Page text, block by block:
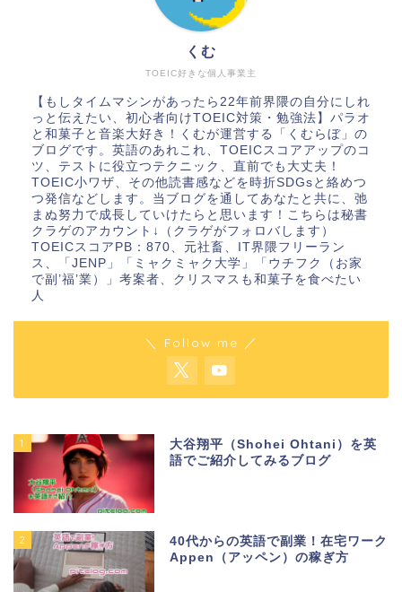
TOEIC好きな個人事業主
くむ
【もしタイムマシンがあったら22年前界隈の自分にしれ
っと伝えたい、初心者向けTOEIC対策・勉強法】パラオ
と和菓子と音楽大好き！くむが運営する「くむらぼ」の
ブログです。英語のあれこれ、TOEICスコアアップのコ
ツ、テストに役立つテクニック、直前でも大丈夫！
TOEIC小ワザ、その他読書感などを時折SDGsと絡めつ
つ発信などします。当ブログを通してあなたと共に、弛
まぬ努力で成長していけたらと思います！こちらは秘書
クラゲのアカウント↓（クラゲがフォロバします）
TOEICスコアPB：870、元社畜、IT界隈フリーラン
ス、「JENP」「ミャクミャク大学」「ウチフク（お家
で副’福’業）」考案者、クリスマスも和菓子を食べたい
人
＼ Follow me ／
1
大谷翔平（Shohei Ohtani）を英
語でご紹介してみるブログ
2
40代からの英語で副業！在宅ワーク
Appen（アッペン）の稼ぎ方